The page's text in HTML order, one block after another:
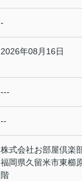
-
2026年08月16日
---
--
株式会社お部屋倶楽
福岡県久留米市東櫛
階